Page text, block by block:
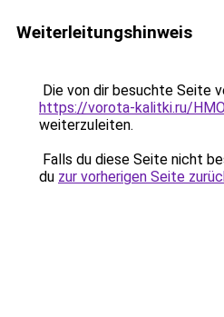
Weiterleitungshinweis
Die von dir besuchte Seite
https://vorota-kalitki.ru/
weiterzuleiten.
Falls du diese Seite nicht
du zur vorherigen Seite